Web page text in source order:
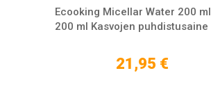
Ecooking Micellar Water 200 ml
200 ml Kasvojen puhdistusaine
21,95 €